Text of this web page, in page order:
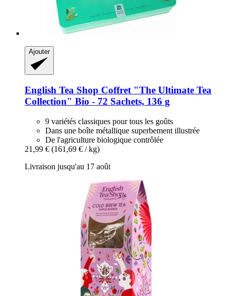
Ajouter
English Tea Shop Coffret "The Ultimate Tea
Collection" Bio -​ 72 Sachets, 136 g
9 variétés classiques pour tous les goûts
Dans une boîte métallique superbement illustrée
De l'agriculture biologique contrôlée
21,99 € (161,69 € / kg)
Livraison jusqu'au 17 août